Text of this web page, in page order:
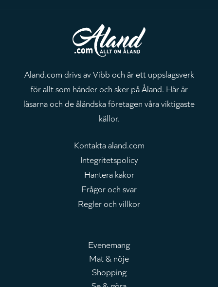
Aland.com drivs av Vibb och är ett uppslagsverk
för allt som händer och sker på Åland. Här är
läsarna och de åländska företagen våra viktigaste
källor.
Kontakta aland.com
Integritetspolicy
Hantera kakor
Frågor och svar
Regler och villkor
Huvudmeny
Evenemang
Mat & nöje
Shopping